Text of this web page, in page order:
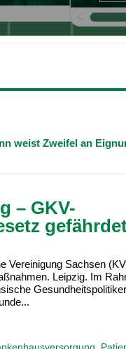
Zweifel an Eignung
– GKV-
Vereinigung Sachsen
Leipzig. Im